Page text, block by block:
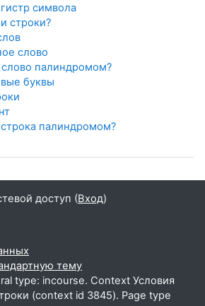
символа
строки?
слово
слово палиндромом?
буквы
палиндромом?
доступ (Вход)
тему
type: incourse. Context Условия
(context id 3845). Page type